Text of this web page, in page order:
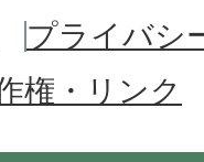
プライバシ
権・リンク